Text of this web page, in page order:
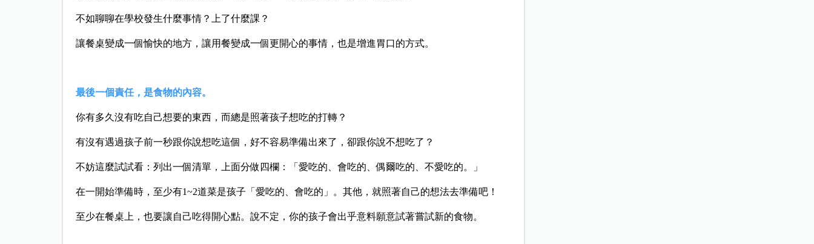
不如聊聊在學校發生什麼事情？上了什麼課？
讓餐桌變成一個愉快的地方，讓用餐變成一個更開心的事情，也是增進胃口的方式。
最後一個責任，是食物的內容。
你有多久沒有吃自己想要的東西，而總是照著孩子想吃的打轉？
有沒有遇過孩子前一秒跟你說想吃這個，好不容易準備出來了，卻跟你說不想吃了？
不妨這麼試試看：列出一個清單，上面分做四欄：「愛吃的、會吃的、偶爾吃的、不愛吃的。」
在一開始準備時，至少有1~2道菜是孩子「愛吃的、會吃的」。其他，就照著自己的想法去準備吧！
至少在餐桌上，也要讓自己吃得開心點。說不定，你的孩子會出乎意料願意試著嘗試新的食物。